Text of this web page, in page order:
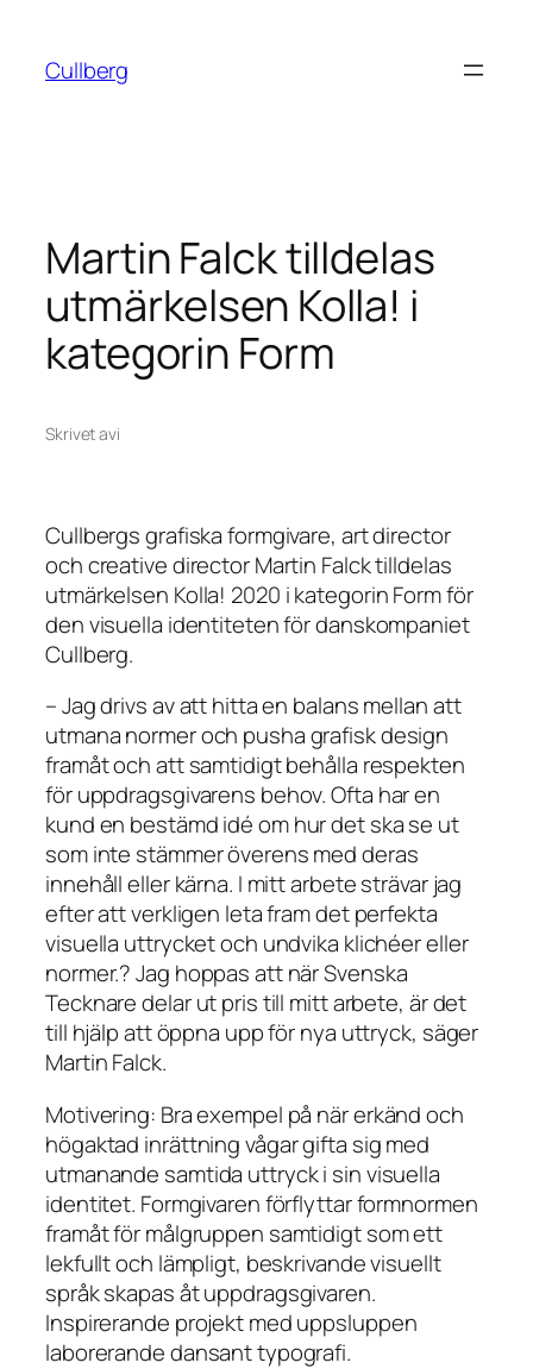
innehåll
Cullberg
Martin Falck tilldelas
utmärkelsen Kolla! i
kategorin Form
Skrivet avi
Cullbergs grafiska formgivare, art director
och creative director Martin Falck tilldelas
utmärkelsen Kolla! 2020 i kategorin Form för
den visuella identiteten för danskompaniet
Cullberg.
– Jag drivs av att hitta en balans mellan att
utmana normer och pusha grafisk design
framåt och att samtidigt behålla respekten
för uppdragsgivarens behov. Ofta har en
kund en bestämd idé om hur det ska se ut
som inte stämmer överens med deras
innehåll eller kärna. I mitt arbete strävar jag
efter att verkligen leta fram det perfekta
visuella uttrycket och undvika klichéer eller
normer.? Jag hoppas att när Svenska
Tecknare delar ut pris till mitt arbete, är det
till hjälp att öppna upp för nya uttryck, säger
Martin Falck.
Motivering: Bra exempel på när erkänd och
högaktad inrättning vågar gifta sig med
utmanande samtida uttryck i sin visuella
identitet. Formgivaren förflyttar formnormen
framåt för målgruppen samtidigt som ett
lekfullt och lämpligt, beskrivande visuellt
språk skapas åt uppdragsgivaren.
Inspirerande projekt med uppsluppen
laborerande dansant typografi.